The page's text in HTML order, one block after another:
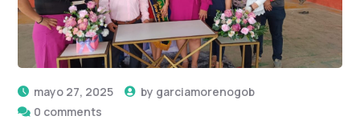
mayo 27, 2025 by garciamorenogob
0 comments